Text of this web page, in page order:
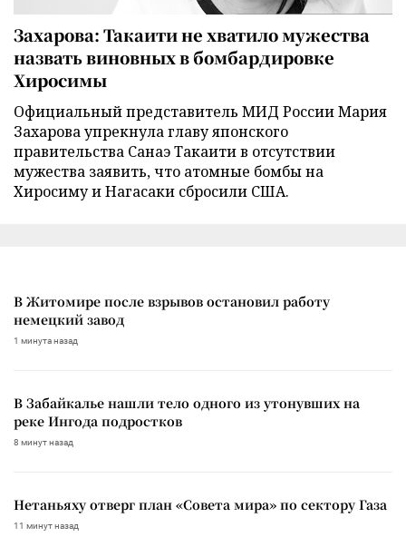
Захарова: Такаити не хватило мужества
назвать виновных в бомбардировке
Хиросимы
Официальный представитель МИД России Мария
Захарова упрекнула главу японского
правительства Санаэ Такаити в отсутствии
мужества заявить, что атомные бомбы на
Хиросиму и Нагасаки сбросили США.
В Житомире после взрывов остановил работу
немецкий завод
1 минута назад
В Забайкалье нашли тело одного из утонувших на
реке Ингода подростков
8 минут назад
Нетаньяху отверг план «Совета мира» по сектору Газа
11 минут назад